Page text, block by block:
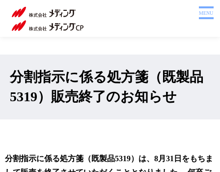
MENU
ホーム
製品を探す
サポート
会社案内
分割指示に係る処方箋（既製品
5319）販売終了のお知らせ
分割指示に係る処方箋（既製品5319）は、8月31日をもちま